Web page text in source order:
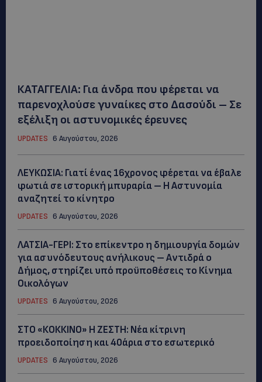
ΚΑΤΑΓΓΕΛΙΑ: Για άνδρα που φέρεται να
παρενοχλούσε γυναίκες στο Δασούδι – Σε
εξέλιξη οι αστυνομικές έρευνες
UPDATES 6 Αυγούστου, 2026
ΛΕΥΚΩΣΙΑ: Γιατί ένας 16χρονος φέρεται να έβαλε
φωτιά σε ιστορική μπυραρία – Η Αστυνομία
αναζητεί το κίνητρο
UPDATES 6 Αυγούστου, 2026
ΛΑΤΣΙΑ-ΓΕΡΙ: Στο επίκεντρο η δημιουργία δομών
για ασυνόδευτους ανήλικους – Αντιδρά ο
Δήμος, στηρίζει υπό προϋποθέσεις το Κίνημα
Οικολόγων
UPDATES 6 Αυγούστου, 2026
ΣΤΟ «ΚΟΚΚΙΝΟ» Η ΖΕΣΤΗ: Νέα κίτρινη
προειδοποίηση και 40άρια στο εσωτερικό
UPDATES 6 Αυγούστου, 2026